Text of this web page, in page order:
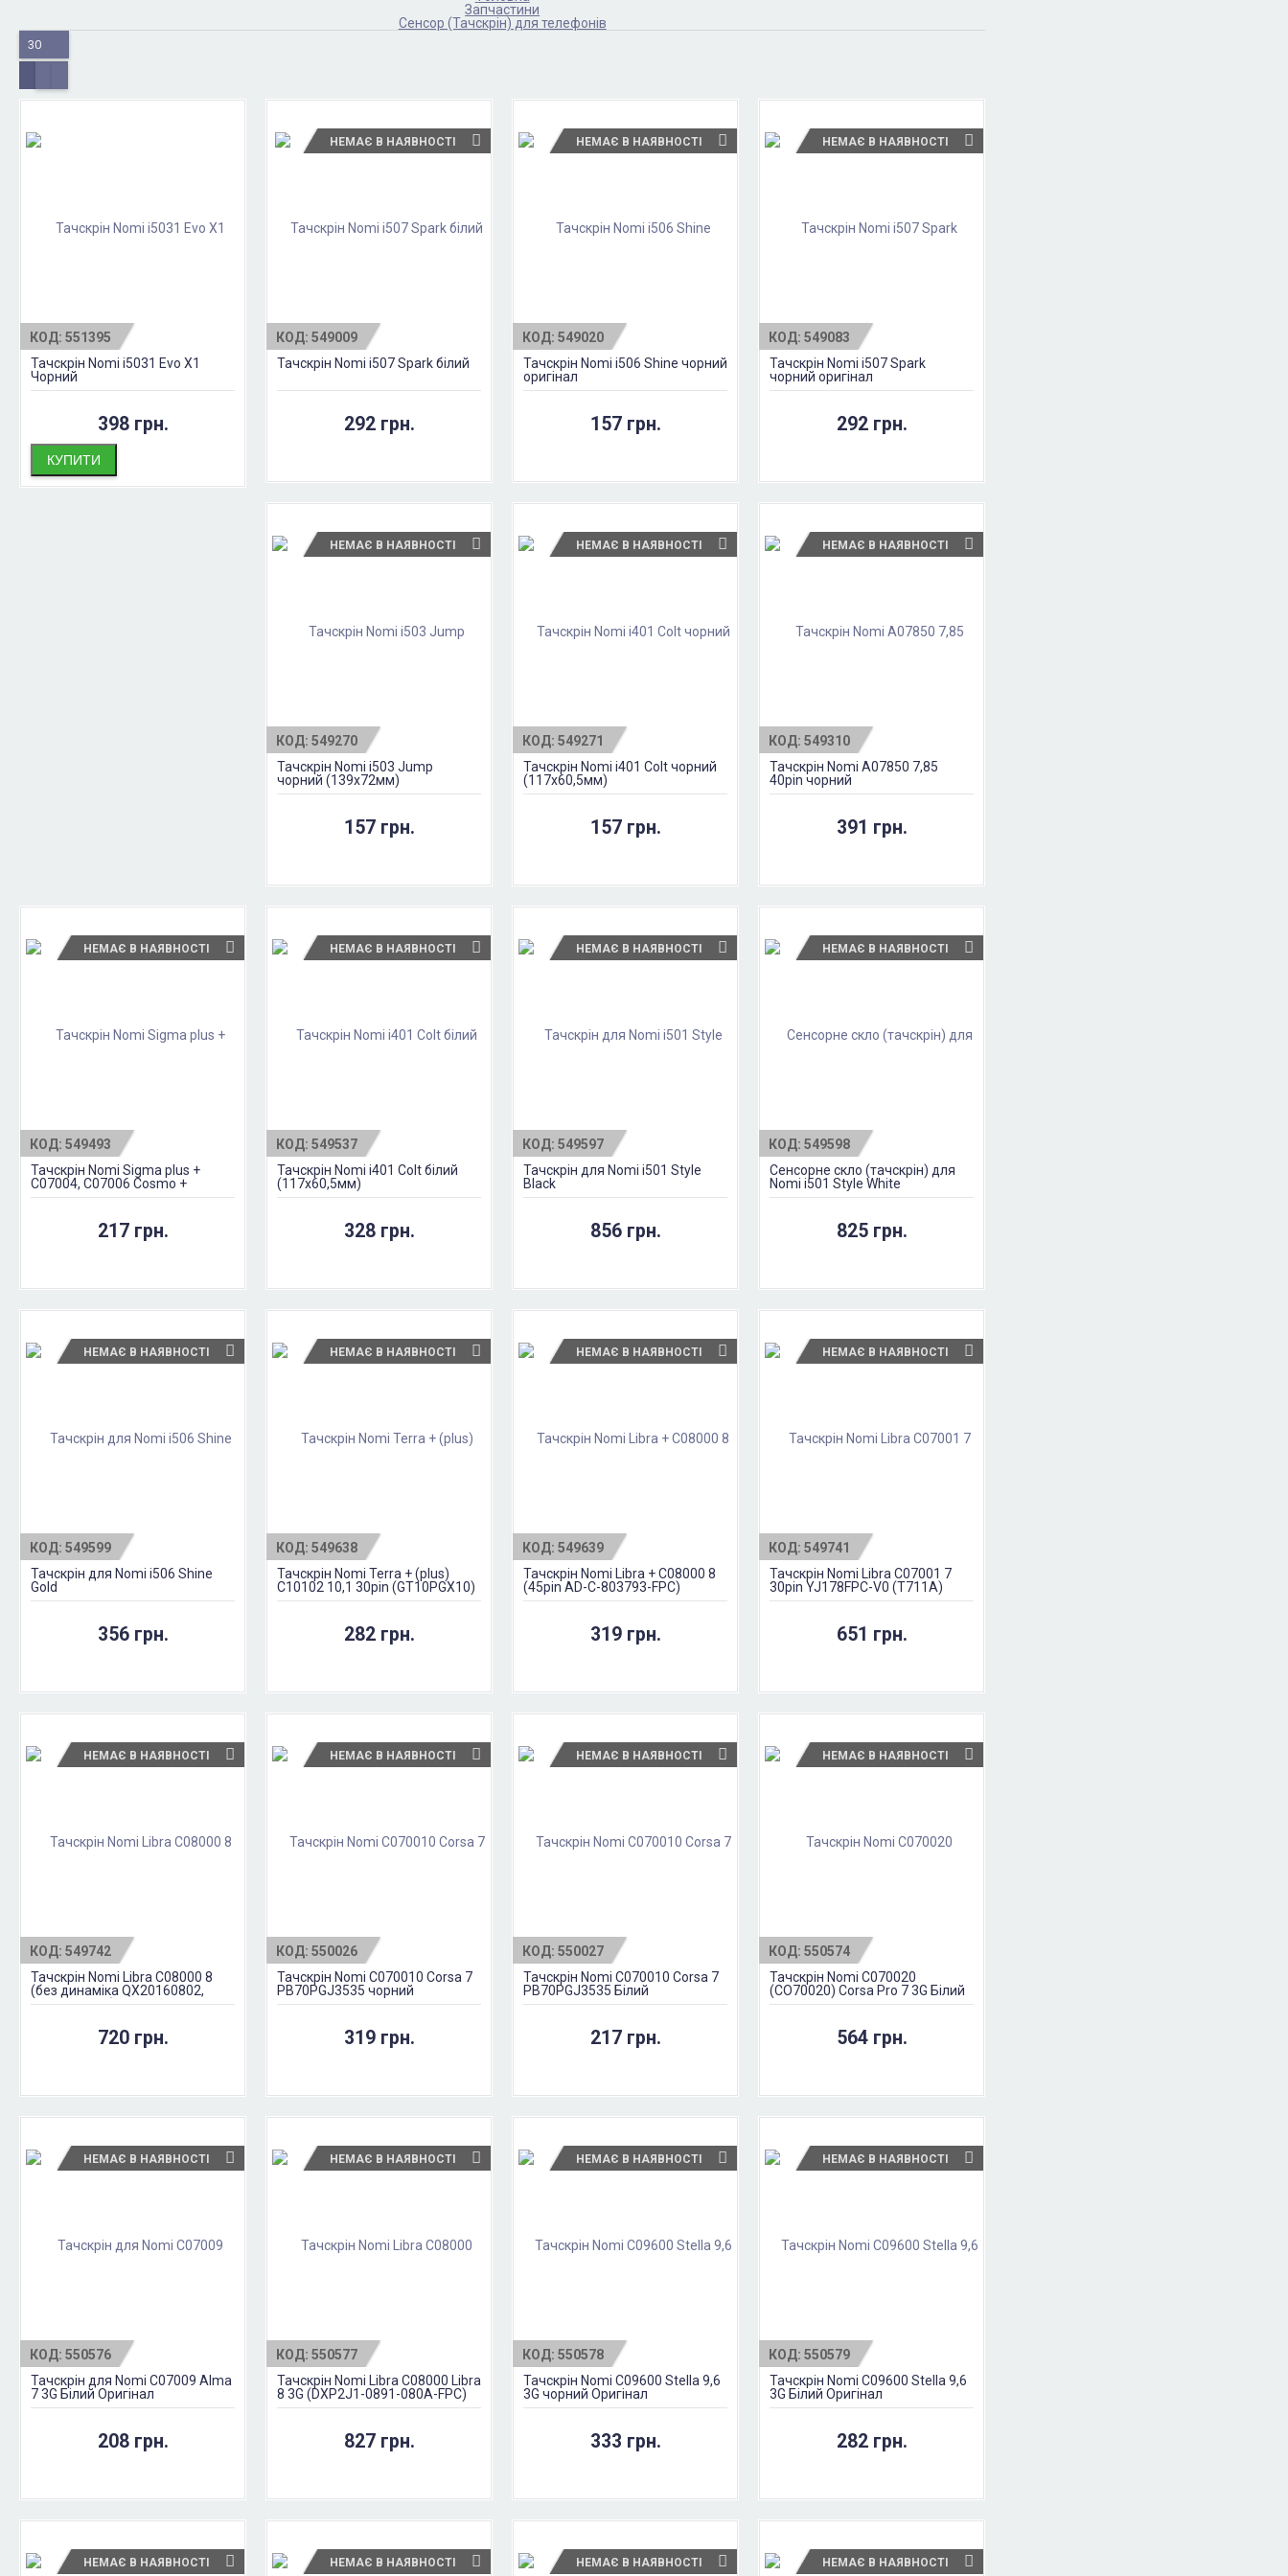
Запчастини
Сенсор (Тачскрін) для телефонів
30
КОД: 551395
Тачскрін Nomi i5031 Evo X1
Чорний
398 грн.
КУПИТИ
НЕМАЄ В НАЯВНОСТІ
КОД: 549009
Тачскрін Nomi i507 Spark білий
292 грн.
НЕМАЄ В НАЯВНОСТІ
КОД: 549020
Тачскрін Nomi i506 Shine чорний
оригінал
157 грн.
НЕМАЄ В НАЯВНОСТІ
КОД: 549083
Тачскрін Nomi i507 Spark
чорний оригінал
292 грн.
НЕМАЄ В НАЯВНОСТІ
КОД: 549270
Тачскрін Nomi i503 Jump
чорний (139x72мм)
157 грн.
НЕМАЄ В НАЯВНОСТІ
КОД: 549271
Тачскрін Nomi i401 Colt чорний
(117x60,5мм)
157 грн.
НЕМАЄ В НАЯВНОСТІ
КОД: 549310
Тачскрін Nomi A07850 7,85
40pin чорний
391 грн.
НЕМАЄ В НАЯВНОСТІ
КОД: 549493
Тачскрін Nomi Sigma plus +
C07004, C07006 Cosmo +
чорний
217 грн.
НЕМАЄ В НАЯВНОСТІ
КОД: 549537
Тачскрін Nomi i401 Colt білий
(117x60,5мм)
328 грн.
НЕМАЄ В НАЯВНОСТІ
КОД: 549597
Тачскрін для Nomi i501 Style
Black
856 грн.
НЕМАЄ В НАЯВНОСТІ
КОД: 549598
Сенсорне скло (тачскрін) для
Nomi i501 Style White
825 грн.
НЕМАЄ В НАЯВНОСТІ
КОД: 549599
Тачскрін для Nomi i506 Shine
Gold
356 грн.
НЕМАЄ В НАЯВНОСТІ
КОД: 549638
Тачскрін Nomi Terra + (plus)
C10102 10,1 30pin (GT10PGX10)
Чорний
282 грн.
НЕМАЄ В НАЯВНОСТІ
КОД: 549639
Тачскрін Nomi Libra + C08000 8
(45pin AD-C-803793-FPC)
Чорний
319 грн.
НЕМАЄ В НАЯВНОСТІ
КОД: 549741
Тачскрін Nomi Libra C07001 7
30pin YJ178FPC-V0 (T711A)
Чорний
651 грн.
НЕМАЄ В НАЯВНОСТІ
КОД: 549742
Тачскрін Nomi Libra C08000 8
(без динаміка QX20160802,
HK80DR2853) Чорний
720 грн.
НЕМАЄ В НАЯВНОСТІ
КОД: 550026
Тачскрін Nomi C070010 Corsa 7
PB70PGJ3535 чорний
319 грн.
НЕМАЄ В НАЯВНОСТІ
КОД: 550027
Тачскрін Nomi C070010 Corsa 7
PB70PGJ3535 Білий
217 грн.
НЕМАЄ В НАЯВНОСТІ
КОД: 550574
Тачскрін Nomi C070020
(CO70020) Corsa Pro 7 3G Білий
564 грн.
НЕМАЄ В НАЯВНОСТІ
КОД: 550576
Тачскрін для Nomi C07009 Alma
7 3G Білий Оригінал
208 грн.
НЕМАЄ В НАЯВНОСТІ
КОД: 550577
Тачскрін Nomi Libra C08000 Libra
8 3G (DXP2J1-0891-080A-FPC)
Чорний Оригінал
827 грн.
НЕМАЄ В НАЯВНОСТІ
КОД: 550578
Тачскрін Nomi C09600 Stella 9,6
3G чорний Оригінал
333 грн.
НЕМАЄ В НАЯВНОСТІ
КОД: 550579
Тачскрін Nomi C09600 Stella 9,6
3G Білий Оригінал
282 грн.
НЕМАЄ В НАЯВНОСТІ НЕМАЄ В НАЯВНОСТІ НЕМАЄ В НАЯВНОСТІ НЕМАЄ В НАЯВНОСТІ